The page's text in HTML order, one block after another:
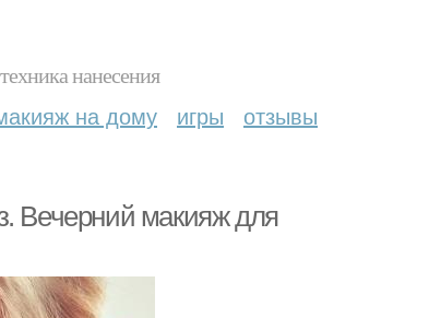
нанесения
на дому игры отзывы
Вечерний макияж для